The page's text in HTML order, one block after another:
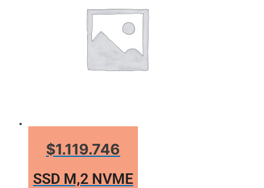
$1.119.746
SSD M,2 NVME